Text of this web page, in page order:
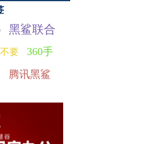
黑鲨联合
要 360手
腾讯黑鲨